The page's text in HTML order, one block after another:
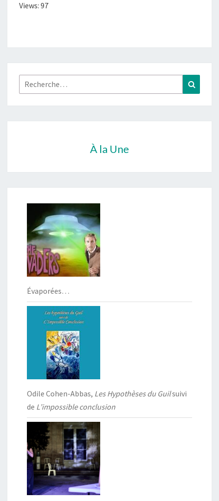
Views: 97
Rechercher :
À la Une
Évaporées…
Odile Cohen-Abbas, Les Hypothèses du Guilsuivi
de L’impossible conclusion